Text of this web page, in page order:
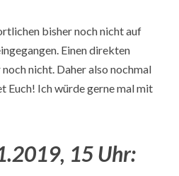
bisher noch nicht auf
Einen direkten
nicht. Daher also nochmal
Euch! Ich würde gerne mal mit
15 Uhr: